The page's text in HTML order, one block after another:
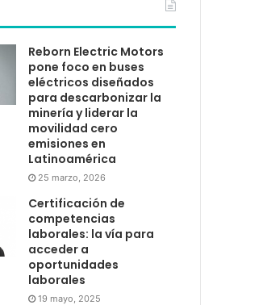
Reborn Electric Motors
pone foco en buses
eléctricos diseñados
para descarbonizar la
minería y liderar la
movilidad cero
emisiones en
Latinoamérica
25 marzo, 2026
Certificación de
competencias
laborales: la vía para
acceder a
oportunidades
laborales
19 mayo, 2025